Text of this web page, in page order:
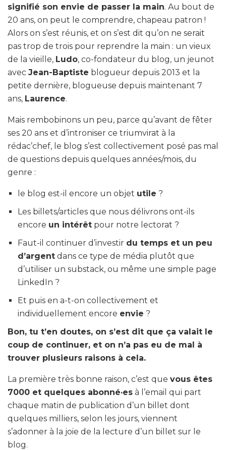
signifié son envie de passer la main. Au bout de
20 ans, on peut le comprendre, chapeau patron !
Alors on s’est réunis, et on s’est dit qu’on ne serait
pas trop de trois pour reprendre la main : un vieux
de la vieille, Ludo, co-fondateur du blog, un jeunot
avec Jean-Baptiste blogueur depuis 2013 et la
petite dernière, blogueuse depuis maintenant 7
ans, Laurence.
Mais rembobinons un peu, parce qu’avant de fêter
ses 20 ans et d’introniser ce triumvirat à la
rédac’chef, le blog s’est collectivement posé pas mal
de questions depuis quelques années/mois, du
genre :
le blog est-il encore un objet utile ?
Les billets/articles que nous délivrons ont-ils
encore un intérêt pour notre lectorat ?
Faut-il continuer d’investir du temps et un peu
d’argent dans ce type de média plutôt que
d’utiliser un substack, ou même une simple page
LinkedIn ?
Et puis en a-t-on collectivement et
individuellement encore envie ?
Bon, tu t’en doutes, on s’est dit que ça valait le
coup de continuer, et on n’a pas eu de mal à
trouver plusieurs raisons à cela.
La première très bonne raison, c’est que vous êtes
7000 et quelques abonné·es à l’email qui part
chaque matin de publication d’un billet dont
quelques milliers, selon les jours, viennent
s’adonner à la joie de la lecture d’un billet sur le
blog.